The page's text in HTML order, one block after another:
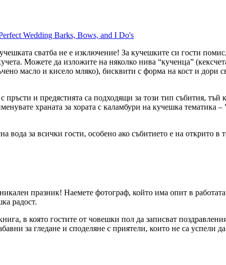
сватба не е изключение! За кучешките си гости
Можете да изложите на няколко нива “кученца”
масло и кисело мляко), бисквити с форма на кост и дори
и предястията са подходящи за този тип събития, тъй
храната за хората с каламбури на кучешка тематика
вода за всички гости, особено ако събитието е на открито в
празник! Наемете фотограф, който има опит в
радост.
в която гостите от човешки пол да записват
за гледане и споделяне с приятели, които не са успели